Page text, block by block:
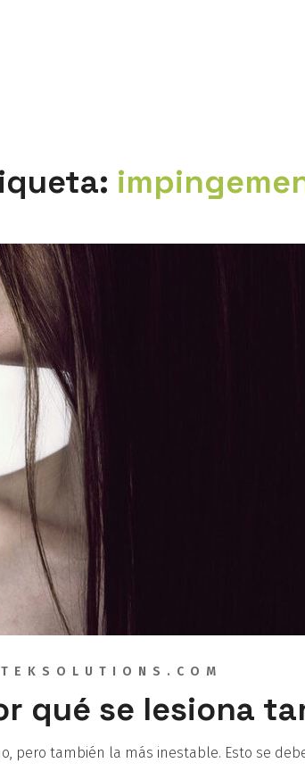
qué se lesiona
pero también la más inestable. Esto se